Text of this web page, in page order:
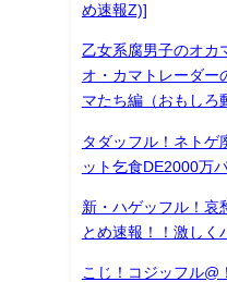
め速報Z)]
乙女系腐男子のオ
オ・カマトレーダ
マたち編（おもしろ
タダッフル！ネトゲ
ット乞食DE2000万
新・ハゲッフル！哀
とめ速報！！激しく
こじ！コジッフル@